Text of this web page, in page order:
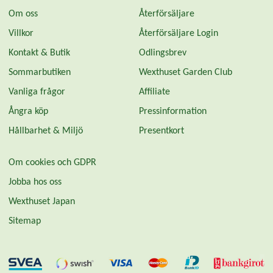
Om oss
Villkor
Kontakt & Butik
Sommarbutiken
Vanliga frågor
Ångra köp
Hållbarhet & Miljö
Återförsäljare
Återförsäljare Login
Odlingsbrev
Wexthuset Garden Club
Affiliate
Pressinformation
Presentkort
Om cookies och GDPR
Jobba hos oss
Wexthuset Japan
Sitemap